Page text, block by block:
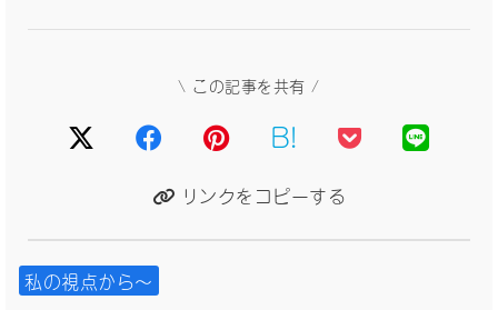
\ この記事を共有 /
B!
リンクをコピーする
私の視点から〜